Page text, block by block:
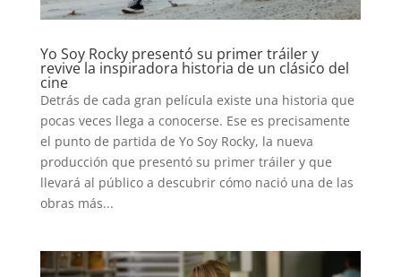
Yo Soy Rocky presentó su primer tráiler y
revive la inspiradora historia de un clásico del
cine
Detrás de cada gran película existe una historia que
pocas veces llega a conocerse. Ese es precisamente
el punto de partida de Yo Soy Rocky, la nueva
producción que presentó su primer tráiler y que
llevará al público a descubrir cómo nació una de las
obras más...